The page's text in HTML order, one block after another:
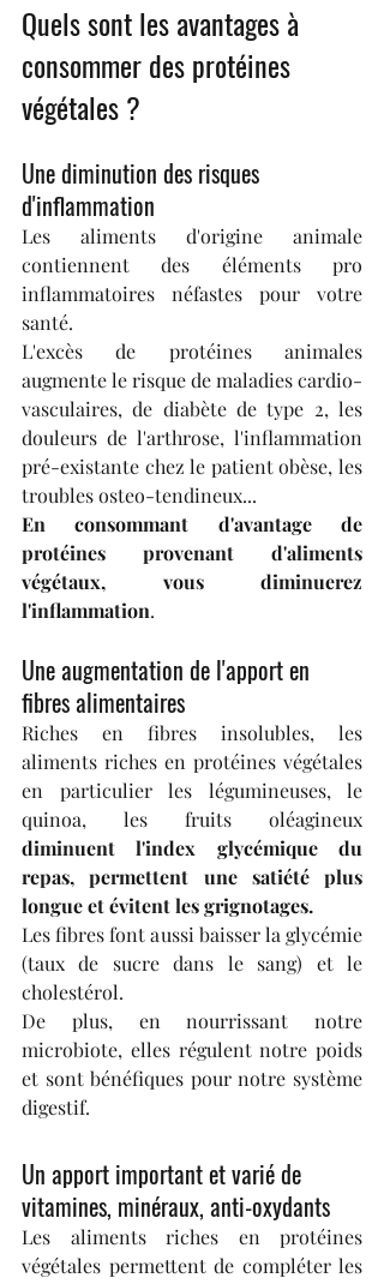
Quels sont les avantages à
consommer des protéines
végétales ?
Une diminution des risques
d'inflammation
Les aliments d'origine animale
contiennent des éléments pro
inflammatoires néfastes pour votre
santé.
L'excès de protéines animales
augmente le risque de maladies cardio-
vasculaires, de diabète de type 2, les
douleurs de l'arthrose, l'inflammation
pré-existante chez le patient obèse, les
troubles osteo-tendineux...
En consommant d'avantage de
protéines provenant d'aliments
végétaux, vous diminuerez
l'inflammation.
Une augmentation de l'apport en
fibres alimentaires
Riches en fibres insolubles, les
aliments riches en protéines végétales
en particulier les légumineuses, le
diminuent l'index glycémique du
repas, permettent une satiété plus
longue et évitent les grignotages.
Les fibres font aussi baisser la glycémie
(taux de sucre dans le sang) et le
cholestérol.
De plus, en nourrissant notre
microbiote, elles régulent notre poids
et sont bénéfiques pour notre système
digestif.
Un apport important et varié de
vitamines, minéraux, anti-oxydants
Les aliments riches en protéines
végétales permettent de compléter les